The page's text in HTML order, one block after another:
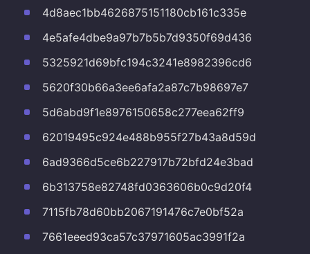
4d8aec1bb4626875151180cb161c335e
4e5afe4dbe9a97b7b5b7d9350f69d436
5325921d69bfc194c3241e8982396cd6
5620f30b66a3ee6afa2a87c7b98697e7
5d6abd9f1e8976150658c277eea62ff9
62019495c924e488b955f27b43a8d59d
6ad9366d5ce6b227917b72bfd24e3bad
6b313758e82748fd0363606b0c9d20f4
7115fb78d60bb2067191476c7e0bf52a
7661eeed93ca57c37971605ac3991f2a